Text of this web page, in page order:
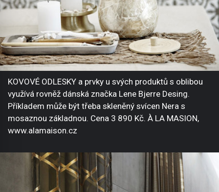
KOVOVÉ ODLESKY a prvky u svých produktů s oblibou
využívá rovněž dánská značka Lene Bjerre Desing.
Příkladem může být třeba skleněný svícen Nera s
mosaznou základnou. Cena 3 890 Kč. À LA MASION,
www.alamaison.cz